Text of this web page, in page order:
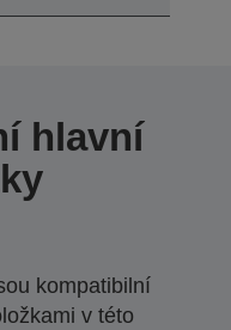
hlavní
kompatibilní
v této